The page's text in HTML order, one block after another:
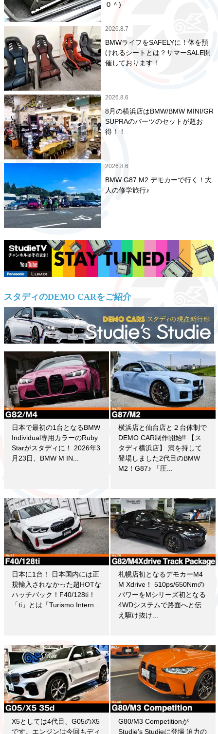
０＾)
2026.8.7
BMWライフをSAFELYに！体を預
けれるシートとは？サマーSALE開
催しております！
2026.8.6
8月の横浜店はBMW/BMW MINI/GR
SUPRAのパーツのセットが超お
得！！
2026.8.6
BMW G87 M2 デモカーで行く！大
人の修学旅行♪
スタディのDEMO CARをご紹介
日本で最初の1台となるBMW
Individual専用カラーのRuby
Starがスタディに！ 2026年3
月23日、BMW M IN...
横浜店と仙台店と２台体制で
DEMO CAR制作開始!! 【ス
タディ横浜店】 満を持して
登場しました2代目のBMW
M2！G87♪ 「圧...
日本に1台！ 日本国内には正
規輸入されなかった超HOTな
ハッチバック！F40/128ti！
「ti」とは「Turismo Intern...
札幌店初となるデモカーM4
M Xdrive！ 510ps/650Nmの
パワーをMシリーズ初となる
4WDシステムで路面へと伝
え駆け抜け...
X5としては4代目、G05のX5
です。エンジンは今回もディ
G80/M3 Competitionが
Studie’s Studieに登場 迫力の